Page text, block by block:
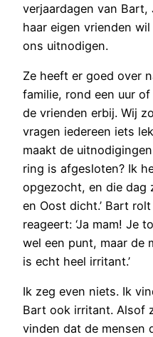
verjaardagen van Bart,
haar eigen vrienden
ons uitnodigen.
Ze heeft er goed over
familie, rond een uur
de vrienden erbij. Wij
vragen iedereen iets
maakt de
ring is afgesloten? Ik
opgezocht, en die dag
en Oost dicht.’ Bart
reageert: ‘Ja mam! Je
wel een punt, maar de
is echt heel irritant.’
Ik zeg even niets. Ik
Bart ook irritant. Alsof
vinden dat de mensen